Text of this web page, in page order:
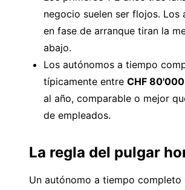
negocio suelen ser flojos. Los
en fase de arranque tiran la
abajo.
Los autónomos a tiempo
típicamente entre CHF
al año, comparable o mejor
de empleados.
La regla del pulgar
Un autónomo a tiempo completo